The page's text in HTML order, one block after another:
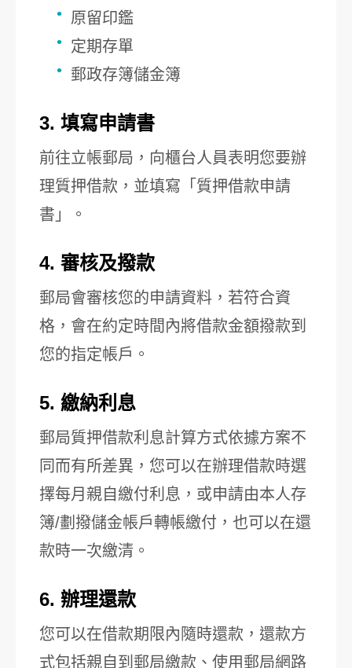
原留印鑑
定期存單
郵政存簿儲金簿
3. 填寫申請書
前往立帳郵局，向櫃台人員表明您要辦
理質押借款，並填寫「質押借款申請
書」。
4. 審核及撥款
郵局會審核您的申請資料，若符合資
格，會在約定時間內將借款金額撥款到
您的指定帳戶。
5. 繳納利息
郵局質押借款利息計算方式依據方案不
同而有所差異，您可以在辦理借款時選
擇每月親自繳付利息，或申請由本人存
簿/劃撥儲金帳戶轉帳繳付，也可以在還
款時一次繳清。
6. 辦理還款
您可以在借款期限內隨時還款，還款方
式包括親自到郵局繳款、使用郵局網路